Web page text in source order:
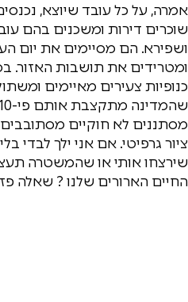
אמרה, על כל עובד שיוצא,
שוכרים דירות ומשכנים בהם
ושפירא. הם מסיימים את יום
ומטרידים את תושבות האזור.
כנופיות צעירים מאיימים
מסתננים לא חוקיים מסתובבים
ציור גרפיטי. אם אני ילך לבדי
שירצחו אותי או שהמשטרה
החיים הארורים שלנו ? שאלה